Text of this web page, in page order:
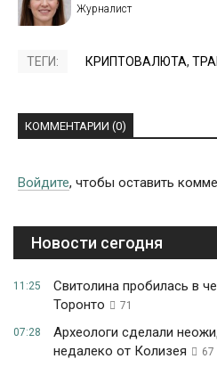
ТЕГИ: КРИПТОВАЛЮТА,
КОММЕНТАРИИ (0)
Войдите, чтобы оставить
Новости сегодня
11:25
Свитолина пробилась в
Торонто
71
07:28
Археологи сделали
недалеко от Колизея
67